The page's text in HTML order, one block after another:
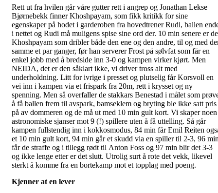
Rett ut fra hvilen går våre gutter rett i angrep og Jonathan Lekse
Bjørnebekk finner Khoshpayam, som fikk kritikk for sine
egenskaper på hodet i garderoben fra hovedtrener Rudi, ballen
i nettet og Rudi må muligens spise sine ord der. 10 min senere er
Khoshpayam som dribler både den ene og den andre, til og med
samme et par ganger, før han serverer Frost på sølvfat som får en
enkel jobb med å bredside inn 3-0 og kampen virker kjørt. Men
NEIDA, det er den såklart ikke, vi driver tross alt med
underholdning. Litt for ivrige i presset og plutselig får Korsvoll en
vei inn i kampen via et frispark fra 20m, rett i krysset og ny
spenning. Men så overfaller de stakkars Benestad i målet som
å få ballen frem til avspark, bamseklem og bryting ble ikke satt pris
på av dommeren og de må ut med 10 min gult kort. Vi skaper noen
astronomiske sjanser mot 9 (!) spillere uten å få uttelling. Så går
kampen fullstendig inn i kokkosmodus, 84 min får Emil Reiten
et 10 min gult kort, 94 min går et skudd via en spiller til 2-3, 96
får de straffe og i tillegg rødt til Anton Foss og 97 min blir det 3-3
og ikke lenge etter er det slutt. Utrolig surt å rote det vekk, likevel
sterkt å komme fra en bortekamp mot et topplag med poeng.
Kjenner at en lever